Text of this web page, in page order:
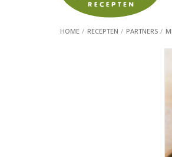
HOME RECEPTEN PARTNERS